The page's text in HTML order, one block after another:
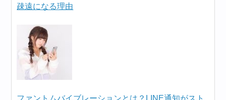
疎遠になる理由
ファントムバイブレーションとは？LINE通知がスト